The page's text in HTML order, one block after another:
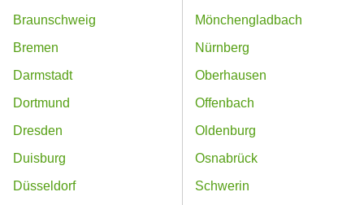
Braunschweig
Bremen
Darmstadt
Dortmund
Dresden
Duisburg
Düsseldorf
Mönchengladbach
Nürnberg
Oberhausen
Offenbach
Oldenburg
Osnabrück
Schwerin